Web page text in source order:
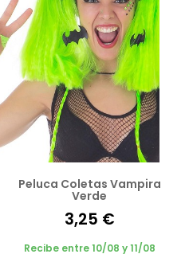
Peluca Coletas Vampira
Verde
3,25 €
Recibe entre 10/08 y 11/08